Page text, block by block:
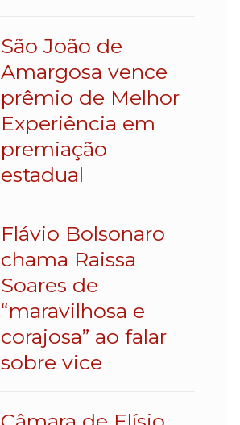
São João de
Amargosa vence
prêmio de Melhor
Experiência em
premiação
estadual
Flávio Bolsonaro
chama Raissa
Soares de
“maravilhosa e
corajosa” ao falar
sobre vice